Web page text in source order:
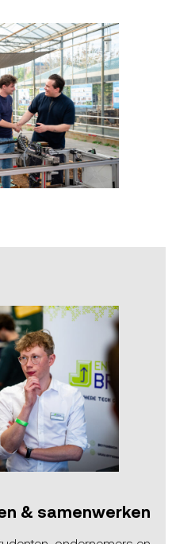
& samenwerken